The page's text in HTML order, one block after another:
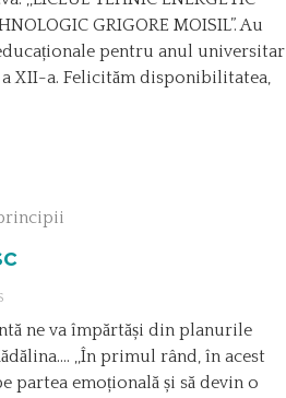
GRIGORE MOISIL”. Au
pentru anul universitar
XII-a. Felicităm disponibilitatea,
ne va împărtăși din planurile
,,În primul rând, în acest
partea emoțională și să devin o